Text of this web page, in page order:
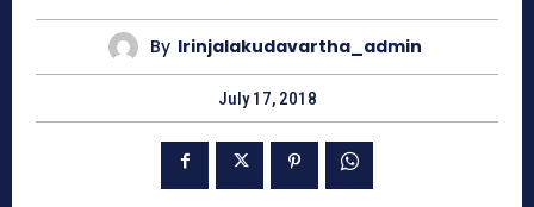
By Irinjalakudavartha_admin
July 17, 2018